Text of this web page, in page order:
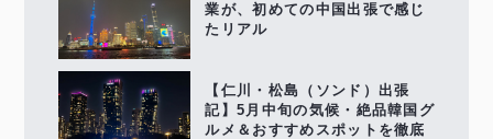
業が、初めての中国出張で感じ
たリアル
【仁川・松島（ソンド）出張
記】5月中旬の気候・絶品韓国グ
ルメ＆おすすめスポットを徹底